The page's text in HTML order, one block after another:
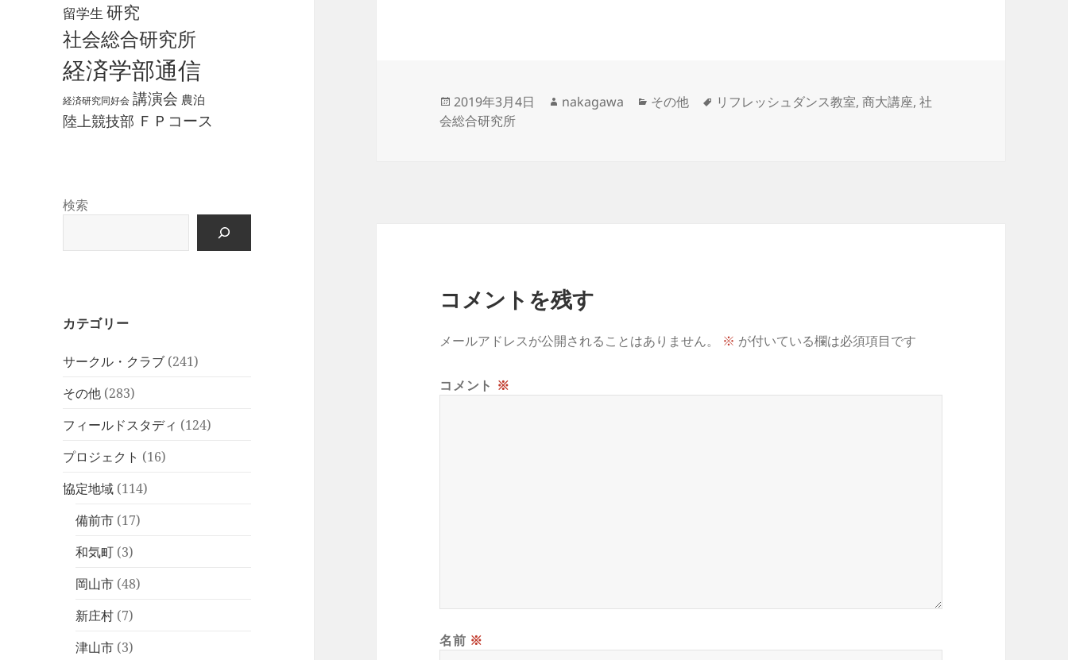
留学生 研究
社会総合研究所
経済学部通信
経済研究同好会 講演会 農泊
陸上競技部 ＦＰコース
検索
カテゴリー
サークル・クラブ (241)
その他 (283)
フィールドスタディ (124)
プロジェクト (16)
協定地域 (114)
備前市 (17)
和気町 (3)
岡山市 (48)
新庄村 (7)
津山市 (3)
投
稿
2019年3月4日
作
nakagawa
カ
その他
タ
リフレッシュダンス教室,商大講座,社
会総合研究所
コメントを残す
メールアドレスが公開されることはありません。 ※ が付いている欄は必須項目です
コメント ※
名前 ※